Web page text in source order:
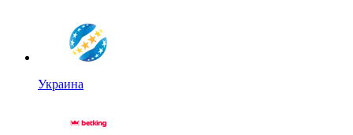
Украина